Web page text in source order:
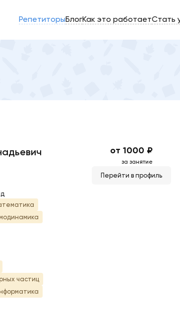
РепетиторыБлогКак это работаетСтать
частиц
от 1000 ₽
за занятие
Перейти в профиль